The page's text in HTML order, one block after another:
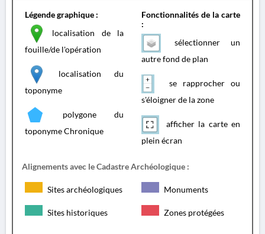
Légende graphique :
localisation de la
fouille/de l'opération
localisation du
toponyme
polygone du
toponyme Chronique
Fonctionnalités de la carte
:
sélectionner un
autre fond de plan
se rapprocher ou
s'éloigner de la zone
afficher la carte en
plein écran
Alignements avec le Cadastre Archéologique :
Sites archéologiques Monuments
Sites historiques Zones protégées